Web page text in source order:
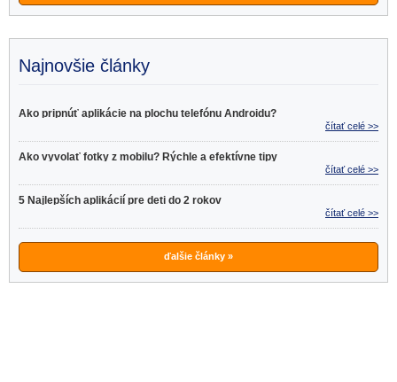
Najnovšie články
Ako pripnúť aplikácie na plochu telefónu Androidu?
čítať celé >>
Ako vyvolať fotky z mobilu? Rýchle a efektívne tipy
čítať celé >>
5 Najlepších aplikácií pre deti do 2 rokov
čítať celé >>
ďalšie články »